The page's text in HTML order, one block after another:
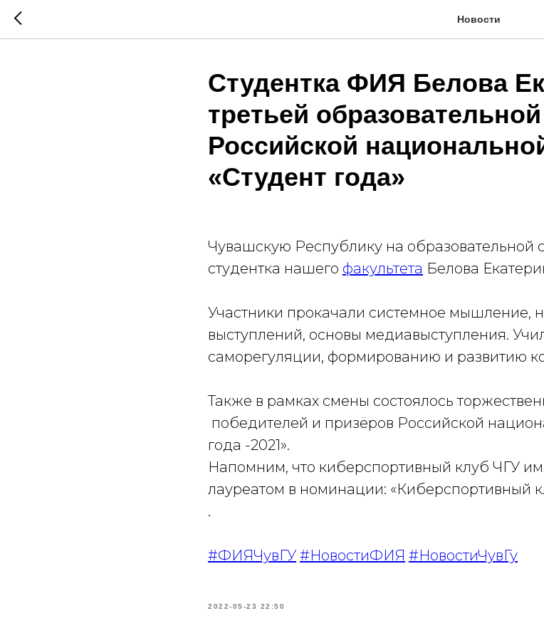
Новости
Студентка ФИЯ Белова
третьей
Российской
«Студент года»
Чувашскую Республику на образовательной
студентка нашего факультета Белова
Участники прокачали системное мышление,
выступлений, основы медиавыступления.
саморегуляции, формированию и развитию
Также в рамках смены состоялось
победителей и призёров Российской
года -2021».
Напомним, что киберспортивный клуб ЧГУ
лауреатом в номинации: «Киберспортивный
.
#ФИЯЧувГУ #НовостиФИЯ #НовостиЧувГу
2022-05-23 22:50